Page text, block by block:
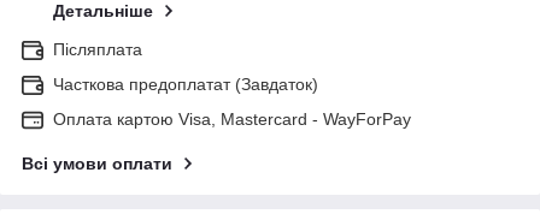
Детальніше
Післяплата
Часткова предоплатат (Завдаток)
Оплата картою Visa, Mastercard - WayForPay
Всі умови оплати